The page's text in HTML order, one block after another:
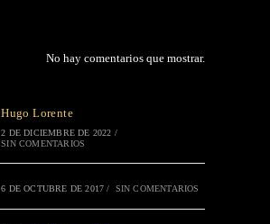
No hay comentarios que mostrar.
Hugo Lorente
2 DE DICIEMBRE DE 2022 /
SIN COMENTARIOS
6 DE OCTUBRE DE 2017 / SIN COMENTARIOS